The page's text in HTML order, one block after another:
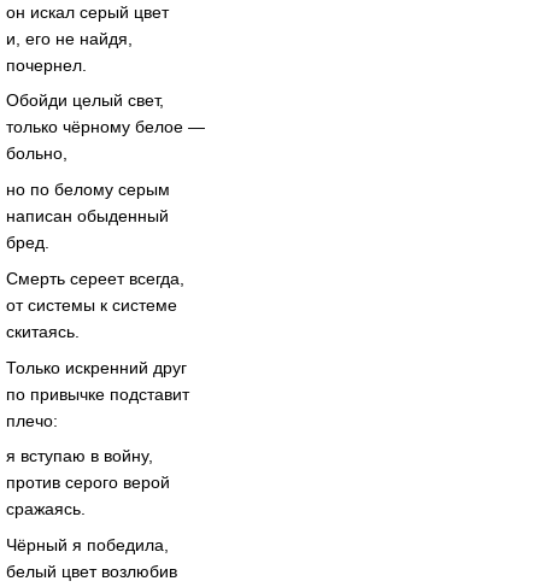
он искал серый цвет
и, его не найдя,
почернел.
Обойди целый свет,
только чёрному белое —
больно,
но по белому серым
написан обыденный
бред.
Смерть сереет всегда,
от системы к системе
скитаясь.
Только искренний друг
по привычке подставит
плечо:
я вступаю в войну,
против серого верой
сражаясь.
Чёрный я победила,
белый цвет возлюбив